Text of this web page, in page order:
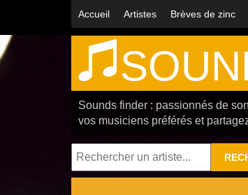
Accueil Artistes Brèves de zinc
Sounds finder : passionnés de
vos musiciens préférés et